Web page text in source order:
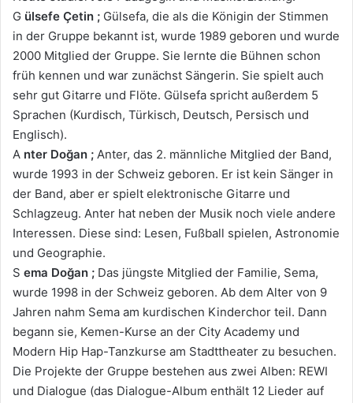
G ülsefe Çetin ; Gülsefa, die als die Königin der Stimmen
in der Gruppe bekannt ist, wurde 1989 geboren und wurde
2000 Mitglied der Gruppe. Sie lernte die Bühnen schon
früh kennen und war zunächst Sängerin. Sie spielt auch
sehr gut Gitarre und Flöte. Gülsefa spricht außerdem 5
Sprachen (Kurdisch, Türkisch, Deutsch, Persisch und
Englisch).
A nter Doğan ; Anter, das 2. männliche Mitglied der Band,
wurde 1993 in der Schweiz geboren. Er ist kein Sänger in
der Band, aber er spielt elektronische Gitarre und
Schlagzeug. Anter hat neben der Musik noch viele andere
Interessen. Diese sind: Lesen, Fußball spielen, Astronomie
und Geographie.
S ema Doğan ; Das jüngste Mitglied der Familie, Sema,
wurde 1998 in der Schweiz geboren. Ab dem Alter von 9
Jahren nahm Sema am kurdischen Kinderchor teil. Dann
begann sie, Kemen-Kurse an der City Academy und
Modern Hip Hap-Tanzkurse am Stadttheater zu besuchen.
Die Projekte der Gruppe bestehen aus zwei Alben: REWI
und Dialogue (das Dialogue-Album enthält 12 Lieder auf